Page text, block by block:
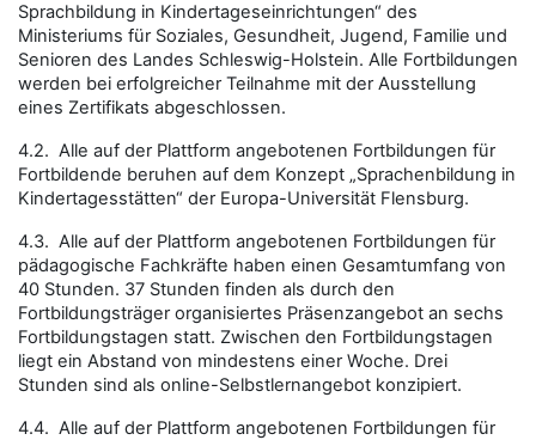
Sprachbildung in Kindertageseinrichtungen“ des
Ministeriums für Soziales, Gesundheit, Jugend, Familie und
Senioren des Landes Schleswig-Holstein. Alle Fortbildungen
werden bei erfolgreicher Teilnahme mit der Ausstellung
eines Zertifikats abgeschlossen.
4.2. Alle auf der Plattform angebotenen Fortbildungen für
Fortbildende beruhen auf dem Konzept „Sprachenbildung in
Kindertagesstätten“ der Europa-Universität Flensburg.
4.3. Alle auf der Plattform angebotenen Fortbildungen für
pädagogische Fachkräfte haben einen Gesamtumfang von
40 Stunden. 37 Stunden finden als durch den
Fortbildungsträger organisiertes Präsenzangebot an sechs
Fortbildungstagen statt. Zwischen den Fortbildungstagen
liegt ein Abstand von mindestens einer Woche. Drei
Stunden sind als online-Selbstlernangebot konzipiert.
4.4. Alle auf der Plattform angebotenen Fortbildungen für